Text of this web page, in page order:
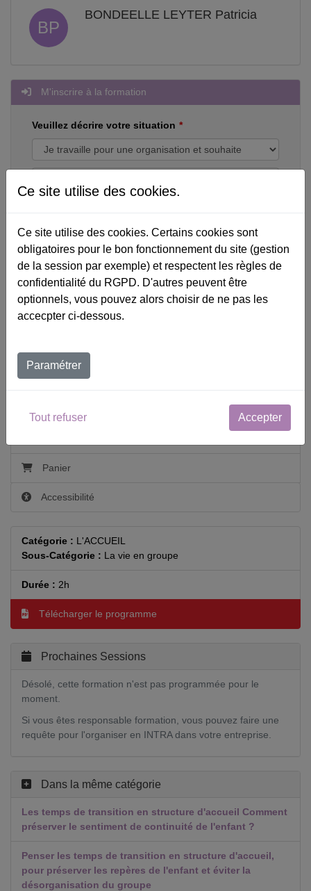
BP
BONDEELLE LEYTER Patricia
M'inscrire à la formation
Veuillez décrire votre situation
pour le moment.
Si vous êtes responsable formation, vous
pouvez faire une requête pour l'organiser en
INTRA dans votre entreprise.
Catalogue
Panier
Accessibilité
Catégorie : L'ACCUEIL
Sous-Catégorie : La vie en groupe
Durée : 2h
Télécharger le programme
Prochaines Sessions
Désolé, cette formation n'est pas programmée pour le
moment.
Si vous êtes responsable formation, vous pouvez faire une
requête pour l'organiser en INTRA dans votre entreprise.
Dans la même catégorie
Les temps de transition en structure d'accueil Comment
préserver le sentiment de continuité de l'enfant ?
Penser les temps de transition en structure d'accueil,
pour préserver les repères de l'enfant et éviter la
désorganisation du groupe
Ce site utilise des cookies.
Ce site utilise des cookies. Certains cookies sont
obligatoires pour le bon fonctionnement du site (gestion
de la session par exemple) et respectent les règles de
confidentialité du RGPD. D'autres peuvent être
optionnels, vous pouvez alors choisir de ne pas les
accecpter ci-dessous.
Paramétrer
Tout refuser Accepter